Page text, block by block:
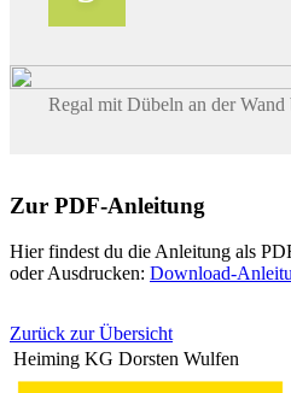
Regal mit Dübeln an der Wand
Zur PDF-Anleitung
Hier findest du die Anleitung als
oder Ausdrucken: Download-
Zurück zur Übersicht
Heiming KG Dorsten Wulfen